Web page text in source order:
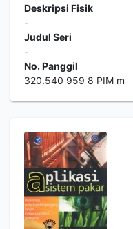
Deskripsi Fisik
-
Judul Seri
-
No. Panggil
320.540 959 8 PIM m